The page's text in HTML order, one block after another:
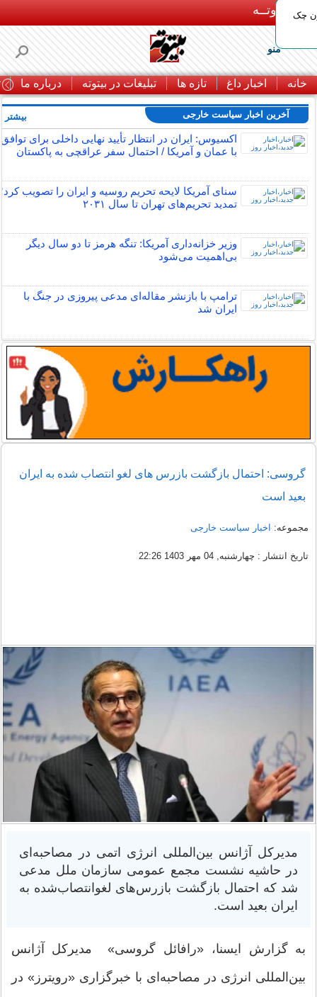
بـیتوتــه
منو
خانه اخبار داغ تازه ها تبلیغات در بیتوته درباره ما
چک
آخرین اخبار سیاست خارجی
اکسیوس: ایران در انتظار تأیید نهایی داخلی برای توافق
با عمان و آمریکا / احتمال سفر عراقچی به پاکستان
سنای آمریکا لایحه تحریم روسیه و ایران را تصویب کرد؛
تمدید تحریم‌های تهران تا سال ۲۰۳۱
وزیر خزانه‌داری آمریکا: تنگه هرمز تا دو سال دیگر
بی‌اهمیت می‌شود
ترامپ با بازنشر مقاله‌ای مدعی پیروزی در جنگ با
ایران شد
بیشتر
گروسی: احتمال بازگشت بازرس‌ های لغو انتصاب‌ شده به ایران
بعید است
مجموعه: اخبار سیاست خارجی
تاریخ انتشار : چهارشنبه, 04 مهر 1403 22:26
مدیرکل آژانس بین‌المللی انرژی اتمی در مصاحبه‌ای
در حاشیه نشست مجمع عمومی سازمان ملل مدعی
شد که احتمال بازگشت بازرس‌های لغوانتصاب‌شده به
ایران بعید است.
به گزارش ایسنا، «رافائل گروسی» مدیرکل آژانس
بین‌المللی انرژی در مصاحبه‌ای با خبرگزاری «رویترز» در